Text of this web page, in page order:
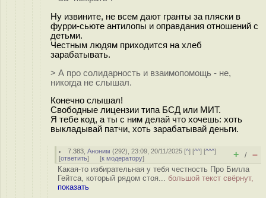
Ну извините, не всем дают гранты за пляски в
фуppи-сьюте антилопы и оправдания отношений с
детьми.
Честным людям приходится на хлеб
зарабатывать.
> А про солидарность и взаимопомощь - не,
никогда не слышал.
Конечно слышал!
Свободные лицензии типа БСД или МИТ.
Я тебе код, а ты с ним делай что хочешь: хоть
выкладывай патчи, хоть зарабатывай деньги.
7.383 ,Аноним (292), 23:09, 20/11/2025 [^] [^^] [^^^]
[ответить] [к модератору] + / –
Какая-то избирательная у тебя честность Про Билла
Гейтса, который рядом стоя... большой текст свёрнут,
показать